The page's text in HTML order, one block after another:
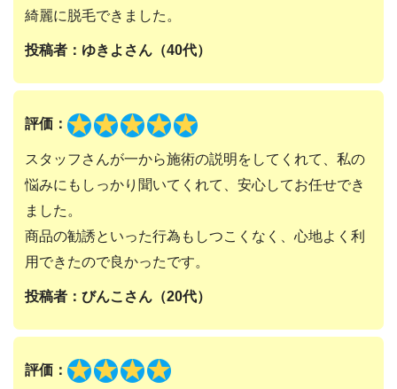
綺麗に脱毛できました。
投稿者：ゆきよさん（40代）
評価：
スタッフさんが一から施術の説明をしてくれて、私の
悩みにもしっかり聞いてくれて、安心してお任せでき
ました。
商品の勧誘といった行為もしつこくなく、心地よく利
用できたので良かったです。
投稿者：びんこさん（20代）
評価：